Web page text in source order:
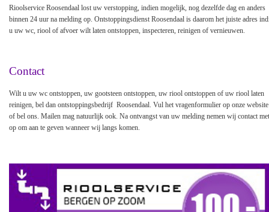
Rioolservice Roosendaal lost uw verstopping, indien mogelijk, nog dezelfde dag en anders
binnen 24 uur na melding op. Ontstoppingsdienst Roosendaal is daarom het juiste adres
u uw wc, riool of afvoer wilt laten ontstoppen, inspecteren, reinigen of vernieuwen.
Contact
Wilt u uw wc ontstoppen, uw gootsteen ontstoppen, uw riool ontstoppen of uw riool laten
reinigen, bel dan ontstoppingsbedrijf Roosendaal. Vul het vragenformulier op onze
of bel ons. Mailen mag natuurlijk ook. Na ontvangst van uw melding nemen wij contact
op om aan te geven wanneer wij langs komen.